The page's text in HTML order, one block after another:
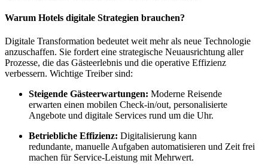
Warum Hotels digitale Strategien brauchen?
Digitale Transformation bedeutet weit mehr als neue Technologie
anzuschaffen. Sie fordert eine strategische Neuausrichtung aller
Prozesse, die das Gästeerlebnis und die operative Effizienz
verbessern. Wichtige Treiber sind:
Steigende Gästeerwartungen: Moderne Reisende
erwarten einen mobilen Check-in/out, personalisierte
Angebote und digitale Services rund um die Uhr.
Betriebliche Effizienz: Digitalisierung kann
redundante, manuelle Aufgaben automatisieren und Zeit frei
machen für Service-Leistung mit Mehrwert.